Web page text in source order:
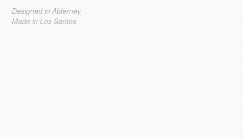
Designed in Alderney
Made in Los Santos